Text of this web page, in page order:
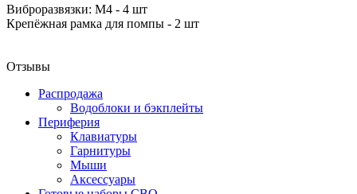
Виброразвязки: M4 - 4 шт
Крепёжная рамка для помпы - 2 шт
Отзывы
Распродажа
Водоблоки и бэкплейты
Периферия
Клавиатуры
Гарнитуры
Мыши
Аксессуары